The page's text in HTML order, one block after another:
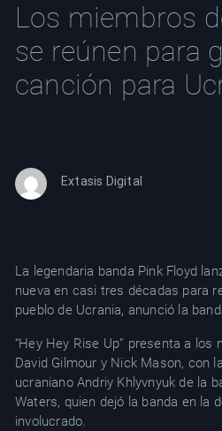
Los miembros
se reúnen para
canción para
Extasis Digital
La legendaria banda Pink Floyd
nueva en casi tres décadas para
pueblo de Ucrania, anunció la
“Hey Hey Rise Up” presenta a los
David Gilmour y Nick Mason, con
ucraniano Andriy Khlyvnyuk de la
Waters, quien dejó la banda en la
involucrado.